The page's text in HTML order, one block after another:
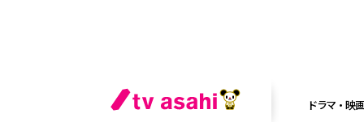
ドラマ・映画